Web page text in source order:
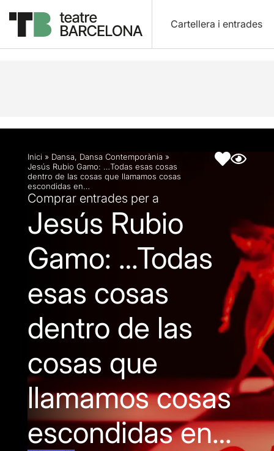
Cartellera i entrades
Descripció Fitxa artística Fotos i vídeos
Inici » Dansa, Dansa Contemporània »
Jesús Rubio Gamo: …Todas esas cosas
dentro de las cosas que llamamos cosas
escondidas en…
Comprar entrades per a
Jesús Rubio
Gamo: …Todas
esas cosas
dentro de las
cosas que
llamamos cosas
escondidas en…